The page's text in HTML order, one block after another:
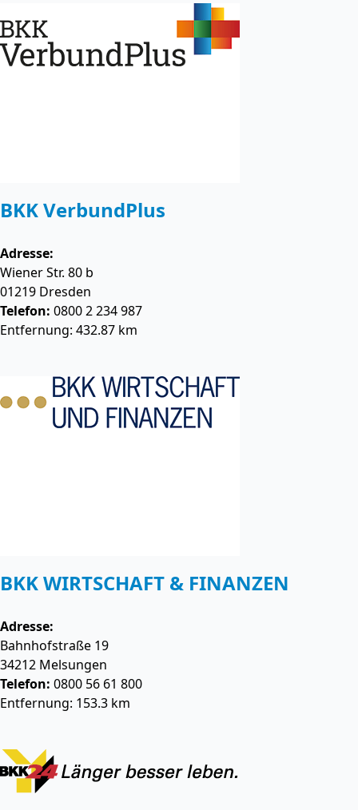
BKK VerbundPlus
Adresse:
Wiener Str. 80 b
01219 Dresden
Telefon: 0800 2 234 987
Entfernung: 432.87 km
BKK WIRTSCHAFT & FINANZEN
Adresse:
Bahnhofstraße 19
34212 Melsungen
Telefon: 0800 56 61 800
Entfernung: 153.3 km